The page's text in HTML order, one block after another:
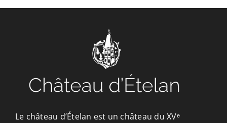
Le château d’Ételan est un château du XVᵉ